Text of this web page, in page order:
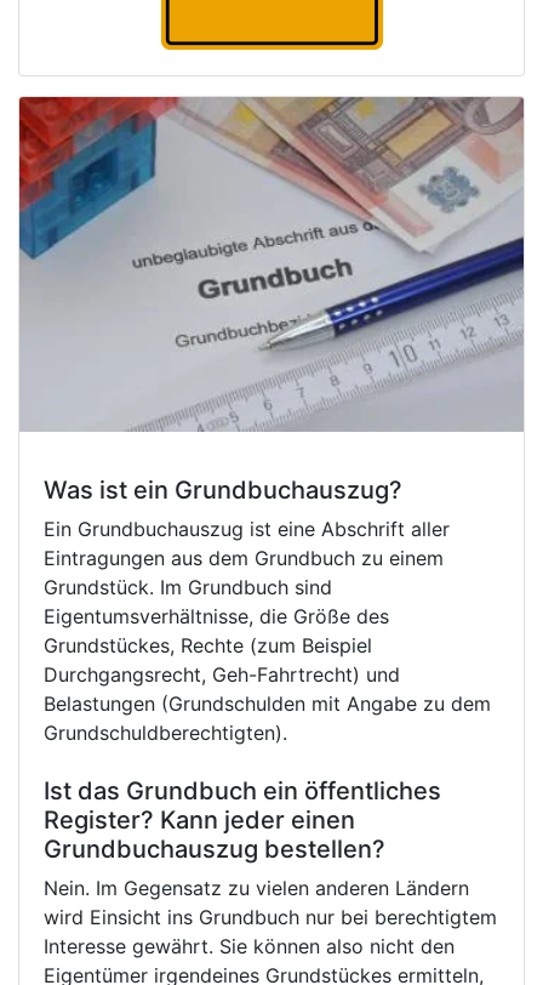
Was ist ein Grundbuchauszug?
Ein Grundbuchauszug ist eine Abschrift aller
Eintragungen aus dem Grundbuch zu einem
Grundstück. Im Grundbuch sind
Eigentumsverhältnisse, die Größe des
Grundstückes, Rechte (zum Beispiel
Durchgangsrecht, Geh-Fahrtrecht) und
Belastungen (Grundschulden mit Angabe zu dem
Grundschuldberechtigten).
Ist das Grundbuch ein öffentliches
Register? Kann jeder einen
Grundbuchauszug bestellen?
Nein. Im Gegensatz zu vielen anderen Ländern
wird Einsicht ins Grundbuch nur bei berechtigtem
Interesse gewährt. Sie können also nicht den
Eigentümer irgendeines Grundstückes ermitteln,